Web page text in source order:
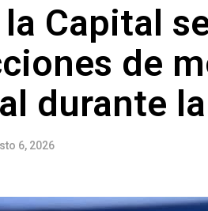
Capital
de
durante
6, 2026